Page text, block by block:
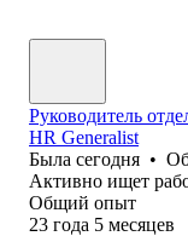
Руководитель
HR Generalist
Была сегодня •
Активно ищет
Общий опыт
23 года 5 месяцев